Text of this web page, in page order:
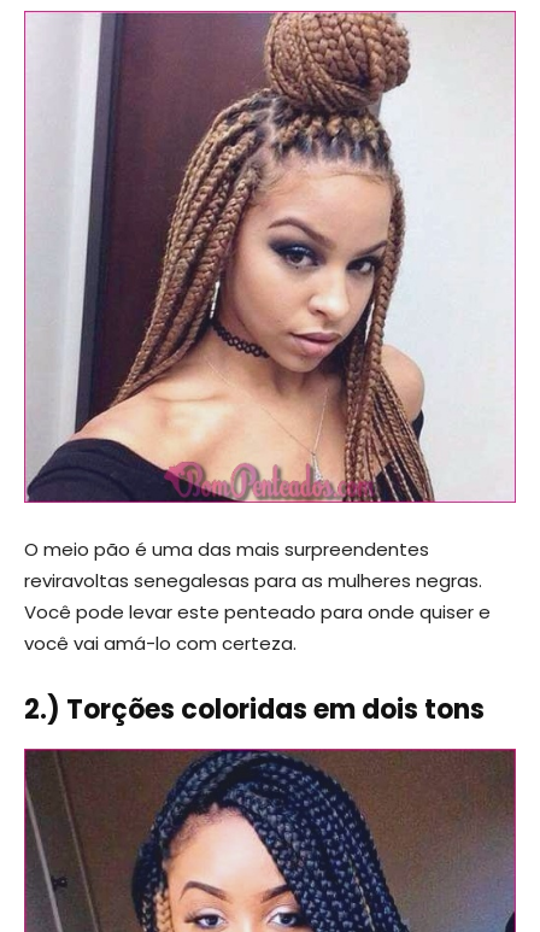
O meio pão é uma das mais surpreendentes
reviravoltas senegalesas para as mulheres negras.
Você pode levar este penteado para onde quiser e
você vai amá-lo com certeza.
2.) Torções coloridas em dois tons